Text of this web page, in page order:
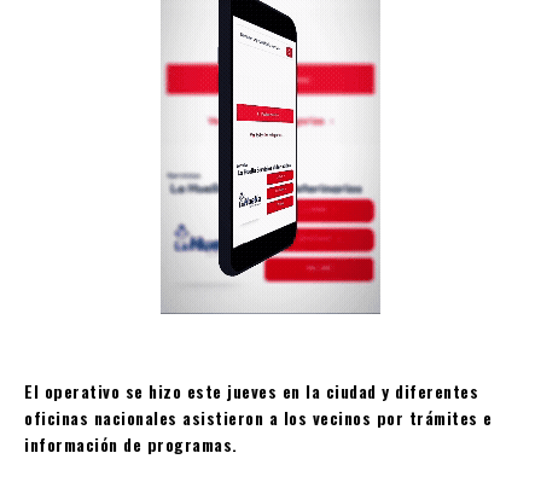
El operativo se hizo este jueves en la ciudad y diferentes
oficinas nacionales asistieron a los vecinos por trámites e
información de programas.